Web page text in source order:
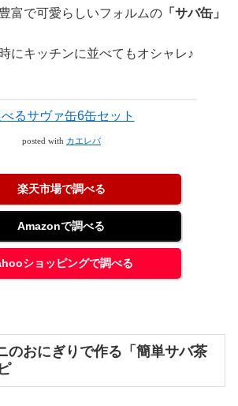
富で可愛らしいフォルムの 「サバ缶」
にキッチンに並べてもオシャレ♪
るサヴァ缶6缶セット
posted with カエレバ
楽天市場で調べる
Amazonで調べる
ショッピングで調べる
のおにぎりで作る「簡単サバ茶